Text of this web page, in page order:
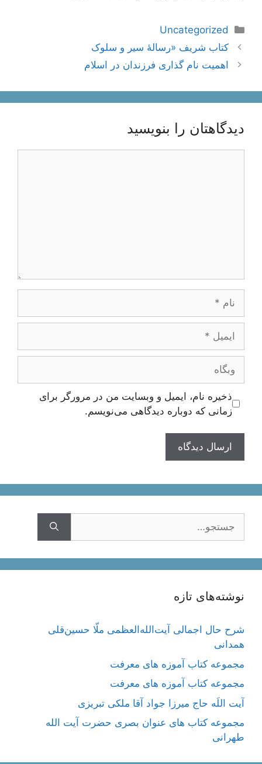
دسته‌ها
Uncategorized
ناوبری
نوشته‌ها
کتاب شریف «رسالۀ سیر و سلوک
اهمیت نام ‌گذارى فرزندان در اسلام
دیدگاهتان را بنویسید
وبگاه
ذخیره نام، ایمیل و وبسایت من در مرورگر برای
زمانی که دوباره دیدگاهی می‌نویسم.
نوشته‌های تازه
شرح حال اجمالی آیت‌الله‌العظمی ملّا حسین‌قلی
همدانی
مجموعه کتاب آموزه های معرفت
مجموعه کتاب آموزه های معرفت
آیت اللَه حاج میرزا جواد آقا ملکی تبریزی
مجموعه کتاب های عنوان بصری حضرت آیت الله
طهرانی